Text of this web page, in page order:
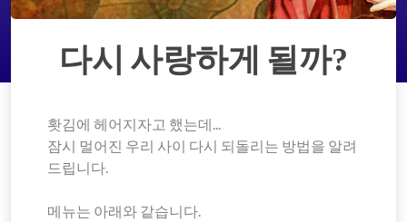
다시 사랑하게 될까?
홧김에 헤어지자고 했는데...
잠시 멀어진 우리 사이 다시 되돌리는 방법을 알려
드립니다.
메뉴는 아래와 같습니다.